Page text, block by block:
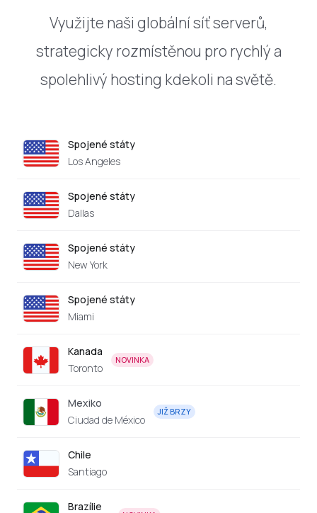
Využijte naši globální síť serverů,
strategicky rozmístěnou pro rychlý a
spolehlivý hosting kdekoli na světě.
Spojené státy
Los Angeles
Spojené státy
Dallas
Spojené státy
New York
Spojené státy
Miami
Kanada
Toronto
NOVINKA
Mexiko
Ciudad de México
JIŽ BRZY
Chile
Santiago
Brazílie